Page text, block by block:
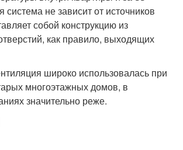
система не зависит от источников
собой конструкцию из
как правило, выходящих
широко использовалась при
многоэтажных домов, в
значительно реже.